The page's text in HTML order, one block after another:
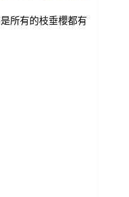
所有的枝垂櫻都有